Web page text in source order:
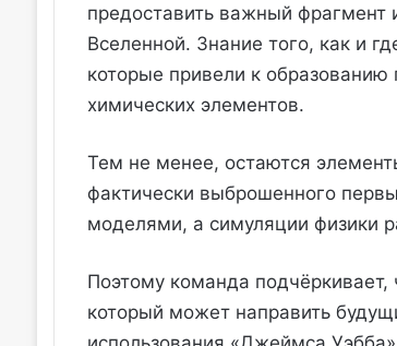
предоставить важный фрагмент
Вселенной. Знание того, как и
которые привели к
химических элементов.
Тем не менее, остаются
фактически выброшенного
моделями, а симуляции физики
Поэтому команда подчёркивает,
который может направить